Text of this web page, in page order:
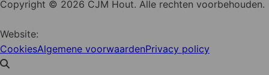
Copyright © 2026 CJM Hout. Alle rechten voorbehouden.
Website:
CookiesAlgemene voorwaardenPrivacy policy